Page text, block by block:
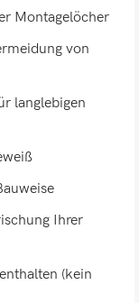
Montagelöcher
von
langlebigen
Ihrer
(kein